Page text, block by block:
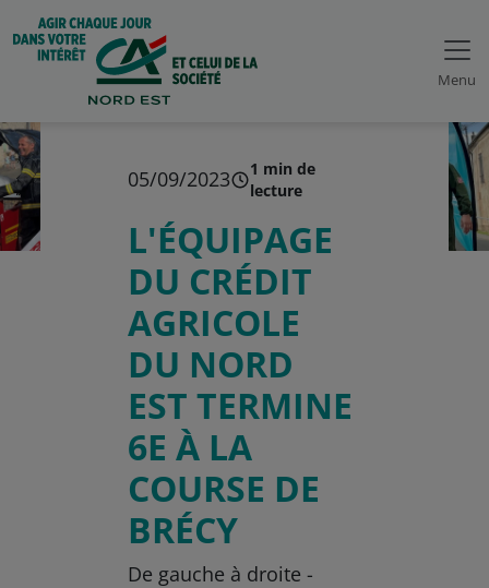
Menu
05/09/2023
1 min de
lecture
L'ÉQUIPAGE
DU CRÉDIT
AGRICOLE
DU NORD
EST TERMINE
6E À LA
COURSE DE
BRÉCY
De gauche à droite -